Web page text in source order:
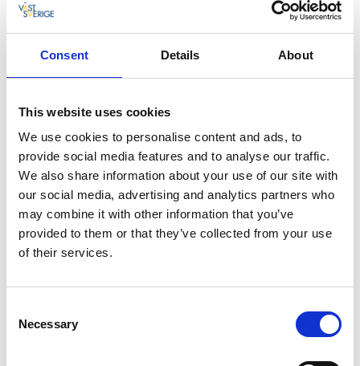
Consent Details About
This website uses cookies
We use cookies to personalise content and ads, to
provide social media features and to analyse our traffic.
We also share information about your use of our site with
our social media, advertising and analytics partners who
may combine it with other information that you’ve
provided to them or that they’ve collected from your use
of their services.
Selection
Necessary
MAX:
VAR:start vid Hamnmagasinet, Hjo hamn
KÖPA BILJETT:
Priser
Drop-in turer sommartid
SEK 100 vuxen
SEK 60 barn